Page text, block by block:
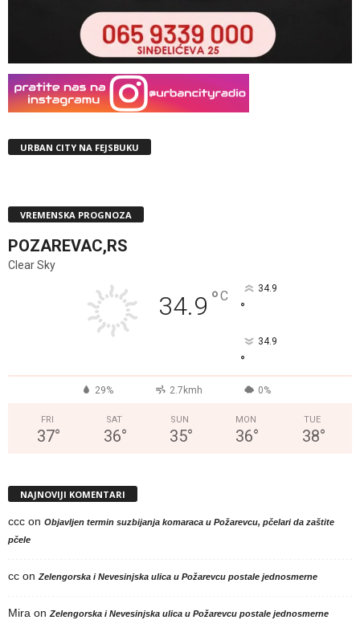
URBAN CITY NA FEJSBUKU
VREMENSKA PROGNOZA
POZAREVAC,RS
Clear Sky
34.9 °C 34.9
°
34.9
°
29% 2.7kmh 0%
FRI
37°
SAT
36°
SUN
35°
MON
36°
TUE
38°
NAJNOVIJI KOMENTARI
ccc on Objavljen termin suzbijanja komaraca u Požarevcu, pčelari da zaštite
pčele
cc on Zelengorska i Nevesinjska ulica u Požarevcu postale jednosmerne
Mira on Zelengorska i Nevesinjska ulica u Požarevcu postale jednosmerne